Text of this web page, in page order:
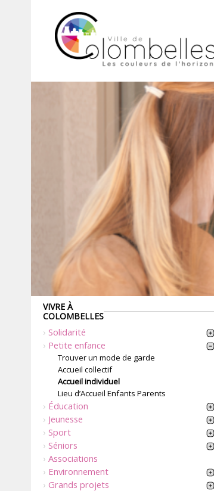
VIVRE À
COLOMBELLES
Solidarité
Petite enfance
Trouver un mode de garde
Accueil collectif
Accueil individuel
Lieu d’Accueil Enfants Parents
Éducation
Jeunesse
Sport
Séniors
Associations
Environnement
Grands projets